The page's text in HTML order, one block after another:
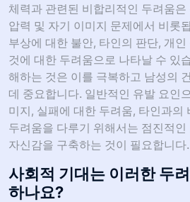
체력과 관련된 비합리적인 두려움
압력 및 자기 이미지 문제에서 비롯
부상에 대한 불안, 타인의 판단, 개
것에 대한 두려움으로 나타날 수 있
해하는 것은 이를 극복하고 남성의
데 중요합니다. 일반적인 유발 요인
미지, 실패에 대한 두려움, 타인과의
두려움을 다루기 위해서는 점진적
자신감을 구축하는 것이 필요합니다.
사회적 기대는 이러한 두
하나요?